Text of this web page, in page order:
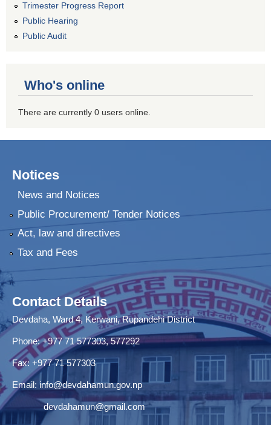
Trimester Progress Report
Public Hearing
Public Audit
Who's online
There are currently 0 users online.
Notices
News and Notices
Public Procurement/ Tender Notices
Act, law and directives
Tax and Fees
Contact Details
Devdaha, Ward 4, Kerwani, Rupandehi District
Phone: +977 71 577303, 577292
Fax: +977 71 577303
Email: info@devdahamun.gov.np
devdahamun@gmail.com